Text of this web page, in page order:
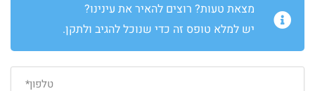
מצאת טעות? רוצים להאיר את עינינו?
יש למלא טופס זה כדי שנוכל להגיב ולתקן.